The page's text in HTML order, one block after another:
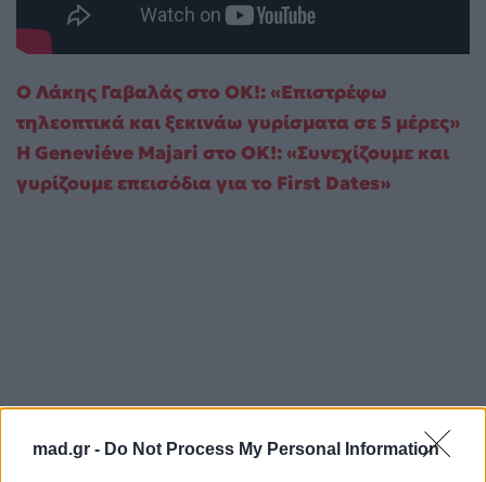
mad.gr - Do Not Process My Personal Information
Ο Λάκης Γαβαλάς στο OK!: «Επιστρέφω
τηλεοπτικά και ξεκινάω γυρίσματα σε 5 μέρες»
Η Geneviéve Majari στο OK!: «Συνεχίζουμε και
γυρίζουμε επεισόδια για το First Dates»